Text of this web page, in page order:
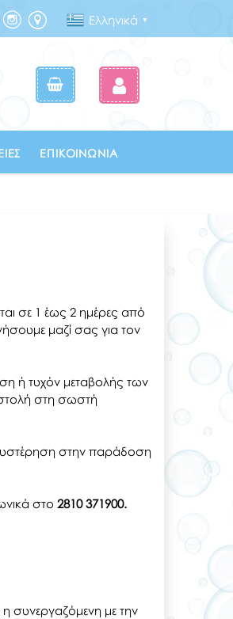
Ελληνικά ▼
ΕΠΙΚΟΙΝΩΝΊΑ
σε 1 έως 2 ημέρες από
μαζί σας για τον
ή τυχόν μεταβολής των
στη σωστή
στην παράδοση
στο 2810 371900.
η συνεργαζόμενη με την